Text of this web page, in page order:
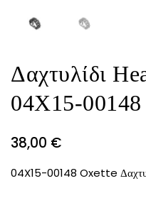
Δαχτυλίδι
04X15-00148
38,00 €
04X15-00148 Oxette